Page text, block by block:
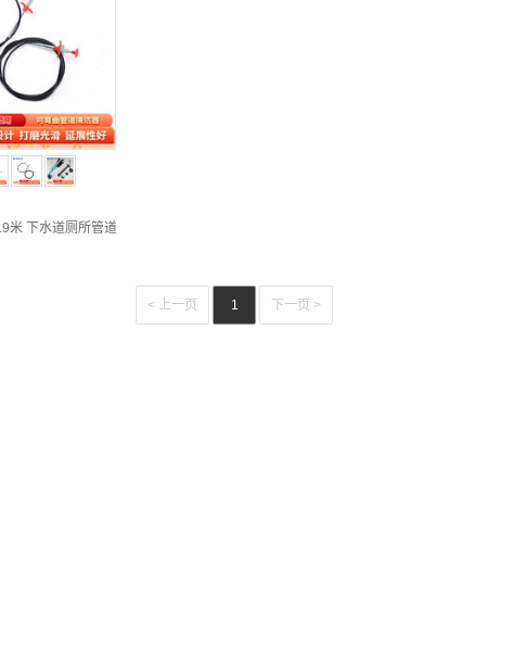
厚款LJHW-9352
米 下水道厕所管道异物夹取抓钩通堵塞疏通神器掏厨房地漏LJHW-9100
< 上一页 1 下一页 >